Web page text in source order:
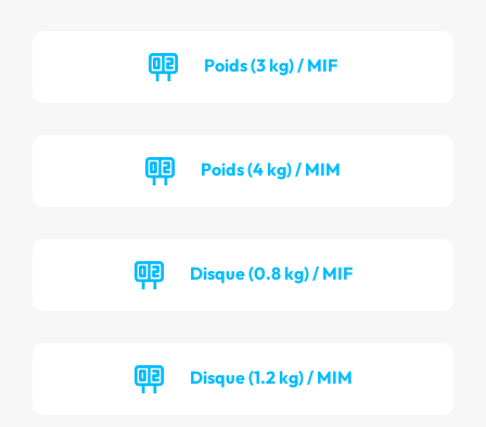
Poids (3 kg) / MIF
Poids (4 kg) / MIM
Disque (0.8 kg) / MIF
Disque (1.2 kg) / MIM